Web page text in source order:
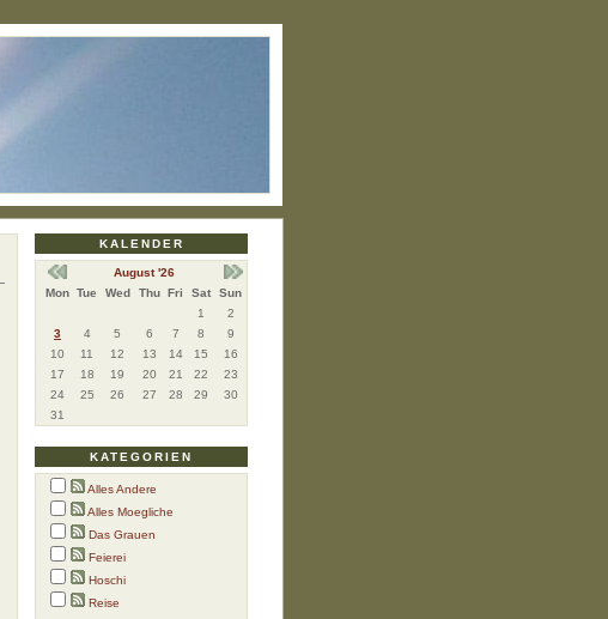
KALENDER
August '26
Mon Tue Wed Thu Fri Sat
Sun
1
2
3
4 5 6 7 8
9
10
11 12 13 14 15
16
17
18 19 20 21 22
23
24
25 26 27 28 29
30
31
KATEGORIEN
Alles Andere
Alles Moegliche
Das Grauen
Feierei
Hoschi
Reise